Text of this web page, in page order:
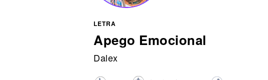
LETRA
Apego Emocional
Dalex